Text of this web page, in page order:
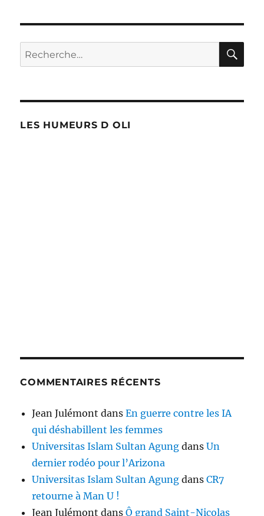
en
Recherche
pour :
LES HUMEURS D OLI
COMMENTAIRES RÉCENTS
Jean Julémont dansEn guerre contre les IA
qui déshabillent les femmes
Universitas Islam Sultan Agung dansUn
dernier rodéo pour l’Arizona
Universitas Islam Sultan Agung dansCR7
retourne à Man U !
Jean Julémont dansÔ grand Saint-Nicolas